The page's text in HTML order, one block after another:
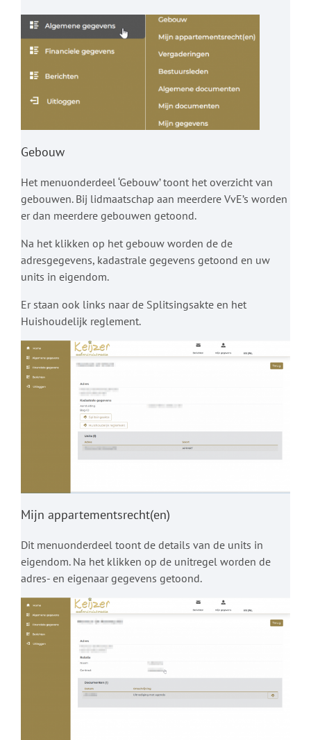
Gebouw
Het menuonderdeel ‘Gebouw’ toont het overzicht van
gebouwen. Bij lidmaatschap aan meerdere VvE’s worden
er dan meerdere gebouwen getoond.
Na het klikken op het gebouw worden de de
adresgegevens, kadastrale gegevens getoond en uw
units in eigendom.
Er staan ook links naar de Splitsingsakte en het
Huishoudelijk reglement.
Mijn appartementsrecht(en)
Dit menuonderdeel toont de details van de units in
eigendom. Na het klikken op de unitregel worden de
adres- en eigenaar gegevens getoond.